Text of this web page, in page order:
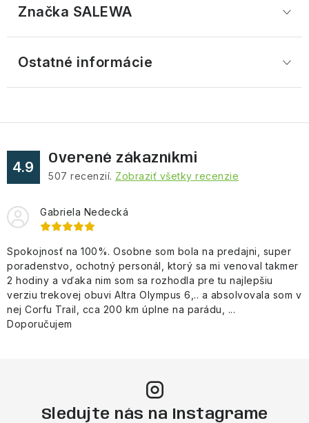
Značka SALEWA
Ostatné informácie
4.9
Overené zákazníkmi
507 recenzií. Zobraziť všetky recenzie
Gabriela Nedecká
Spokojnosť na 100%. Osobne som bola na predajni, super
poradenstvo, ochotný personál, ktorý sa mi venoval takmer
2 hodiny a vďaka nim som sa rozhodla pre tu najlepšiu
verziu trekovej obuvi Altra Olympus 6,.. a absolvovala som v
nej Corfu Trail, cca 200 km úplne na parádu, ...
Doporučujem
Sledujte nás na Instagrame